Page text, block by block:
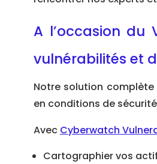
A l’occasion du
vulnérabilités et
Notre solution
en conditions de
Avec Cyberwatch
Cartographier vos